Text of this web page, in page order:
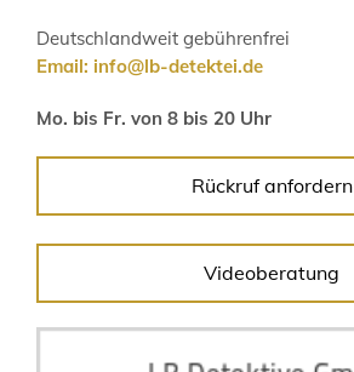
Deutschlandweit gebührenfrei
Email: info@lb-detektei.de
Mo. bis Fr. von 8 bis 20 Uhr
Rückruf anfordern
Videoberatung